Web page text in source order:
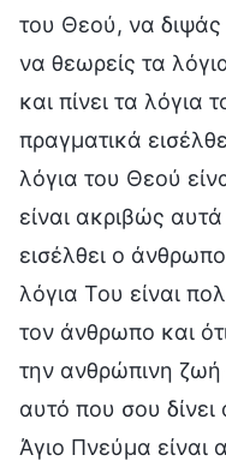
του Θεού, να διψάς
να θεωρείς τα
και πίνει τα λόγια
πραγματικά
λόγια του Θεού
είναι ακριβώς
εισέλθει ο
λόγια Του είναι
τον άνθρωπο και
την ανθρώπινη
αυτό που σου
Άγιο Πνεύμα είναι